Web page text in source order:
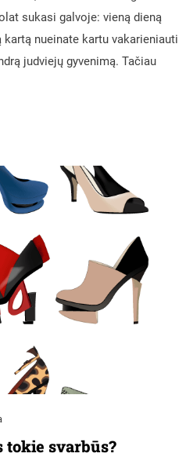
sukasi galvoje: vieną dieną
kartą nueinate kartu vakarieniauti
judviejų gyvenimą. Tačiau
tokie svarbūs?